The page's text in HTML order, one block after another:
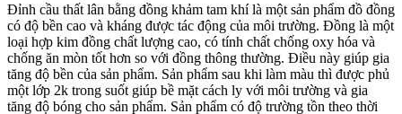
Đỉnh cầu thất lân bằng đồng khảm tam khí là một sản phẩm đồ đồng
có độ bền cao và kháng được tác động của môi trường. Đồng là một
loại hợp kim đồng chất lượng cao, có tính chất chống oxy hóa và
chống ăn mòn tốt hơn so với đồng thông thường. Điều này giúp gia
tăng độ bền của sản phẩm. Sản phẩm sau khi làm màu thì được phủ
một lớp 2k trong suốt giúp bề mặt cách ly với môi trường và gia
tăng độ bóng cho sản phẩm. Sản phẩm có độ trường tồn theo thời